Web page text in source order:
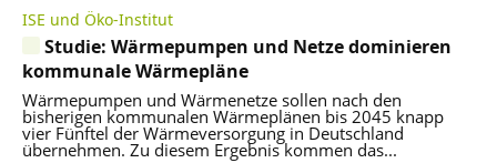
ISE und Öko-Institut
Studie: Wärmepumpen und Netze dominieren
kommunale Wärmepläne
Wärmepumpen und Wärmenetze sollen nach den
bisherigen kommunalen Wärmeplänen bis 2045 knapp
vier Fünftel der Wärmeversorgung in Deutschland
übernehmen. Zu diesem Ergebnis kommen das...